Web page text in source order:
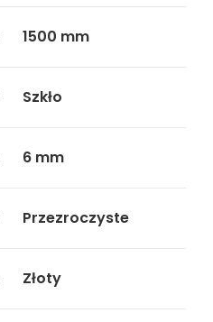
1500 mm
Szkło
6 mm
Przezroczyste
Złoty